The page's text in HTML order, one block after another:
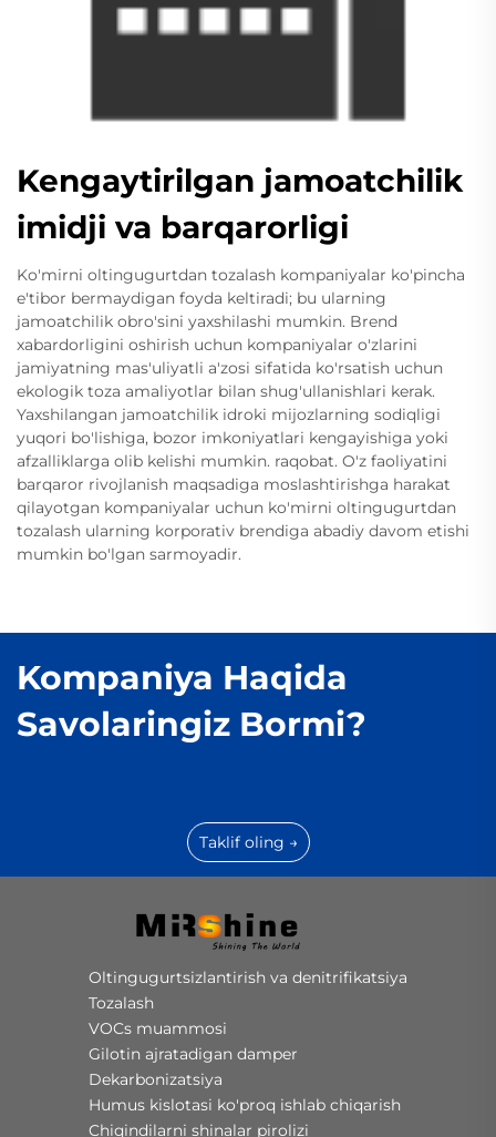
Kengaytirilgan jamoatchilik
imidji va barqarorligi
Ko'mirni oltingugurtdan tozalash kompaniyalar ko'pincha
e'tibor bermaydigan foyda keltiradi; bu ularning
jamoatchilik obro'sini yaxshilashi mumkin. Brend
xabardorligini oshirish uchun kompaniyalar o'zlarini
jamiyatning mas'uliyatli a'zosi sifatida ko'rsatish uchun
ekologik toza amaliyotlar bilan shug'ullanishlari kerak.
Yaxshilangan jamoatchilik idroki mijozlarning sodiqligi
yuqori bo'lishiga, bozor imkoniyatlari kengayishiga yoki
afzalliklarga olib kelishi mumkin. raqobat. O'z faoliyatini
barqaror rivojlanish maqsadiga moslashtirishga harakat
qilayotgan kompaniyalar uchun ko'mirni oltingugurtdan
tozalash ularning korporativ brendiga abadiy davom etishi
mumkin bo'lgan sarmoyadir.
Kompaniya Haqida
Savolaringiz Bormi?
Taklif oling →
Oltingugurtsizlantirish va denitrifikatsiya
Tozalash
VOCs muammosi
Gilotin ajratadigan damper
Dekarbonizatsiya
Humus kislotasi ko'proq ishlab chiqarish
Chiqindilarni shinalar pirolizi